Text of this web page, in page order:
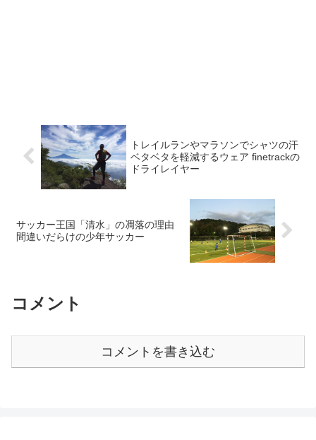
トレイルランやマラソンでシャツの汗
ベタベタを軽減するウェア finetrackの
ドライレイヤー
サッカー王国「清水」の凋落の理由
間違いだらけの少年サッカー
コメント
コメントを書き込む